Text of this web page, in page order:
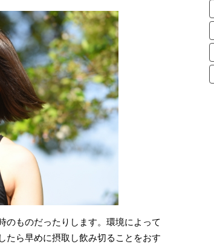
のものだったりします。環境によって
たら早めに摂取し飲み切ることをおす